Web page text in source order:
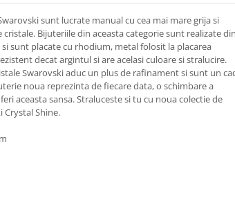
sunt lucrate manual cu cea mai mare grija si
Bijuteriile din aceasta categorie sunt realizate
sunt placate cu rhodium, metal folosit la placarea
decat argintul si are acelasi culoare si stralucire.
Swarovski aduc un plus de rafinament si sunt un
noua reprezinta de fiecare data, o schimbare a
aceasta sansa. Straluceste si tu cu noua colectie de
Crystal Shine.